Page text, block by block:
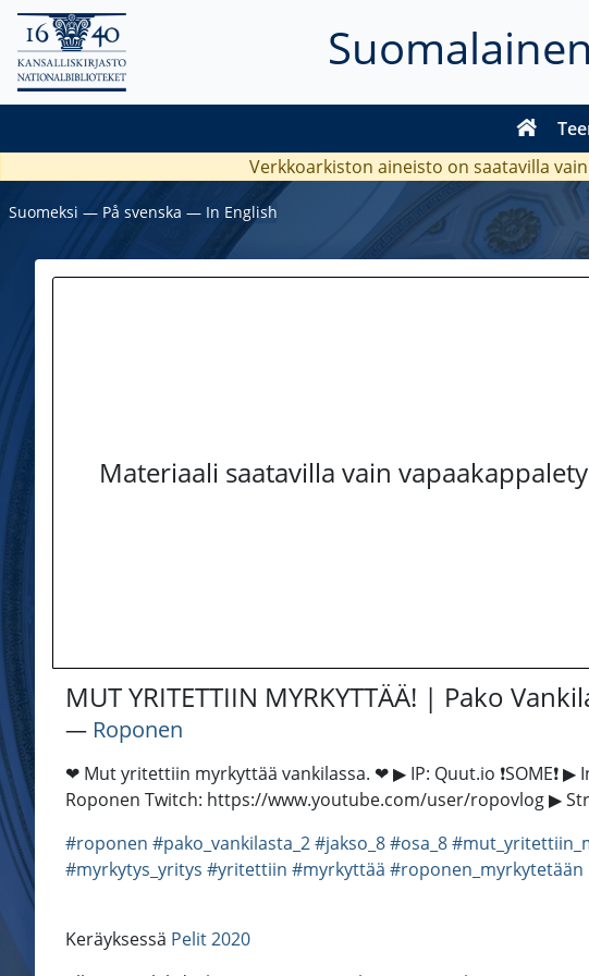
Verkkoarkiston aineisto on saatavilla
Suomeksi ― På svenska ― In English
Materiaali saatavilla vain
MUT YRITETTIIN MYRKYTTÄÄ! | Pako
― Roponen
❤ Mut yritettiin myrkyttää vankilassa. ❤ ▶ IP: Quut.io
Roponen Twitch: https://www.youtube.com/user/ropovlog ▶
#roponen #pako_vankilasta_2#jakso_8#osa_8
#myrkytys_yritys #yritettiin #myrkyttää #roponen_myrkytetään
Keräyksessä Pelit 2020